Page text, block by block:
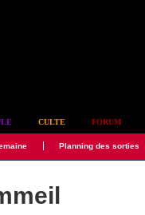
CULTE FORUM
Planning des sorties